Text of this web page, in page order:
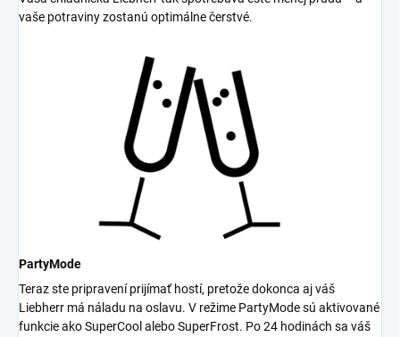
vaše potraviny zostanú optimálne čerstvé.
PartyMode
Teraz ste pripravení prijímať hostí, pretože dokonca aj váš
Liebherr má náladu na oslavu. V režime PartyMode sú aktivované
funkcie ako SuperCool alebo SuperFrost. Po 24 hodinách sa váš